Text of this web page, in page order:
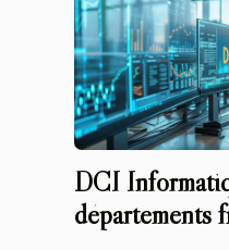
DCI
départements